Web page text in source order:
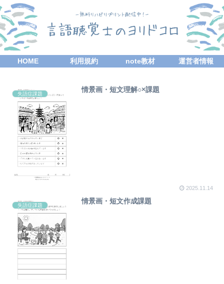
HOME 利用規約 note教材 運営者情報
失語症課題
情景画・短文理解○×課題
2025.11.14
失語症課題
情景画・短文作成課題